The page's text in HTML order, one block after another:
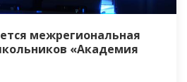
межрегиональная
«Академия